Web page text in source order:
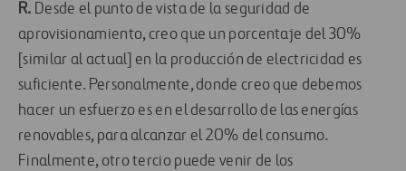
R. Desde el punto de vista de la seguridad de
aprovisionamiento, creo que un porcentaje del 30%
[similar al actual] en la producción de electricidad es
suficiente. Personalmente, donde creo que debemos
hacer un esfuerzo es en el desarrollo de las energías
renovables, para alcanzar el 20% del consumo.
Finalmente, otro tercio puede venir de los